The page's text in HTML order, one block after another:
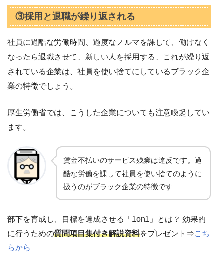
③採用と退職が繰り返される
社員に過酷な労働時間、過度なノルマを課して、働けなく
なったら退職させて、新しい人を採用する、これが繰り返
されている企業は、社員を使い捨てにしているブラック企
業の特徴でしょう。
厚生労働省では、こうした企業についても注意喚起してい
ます。
賃金不払いのサービス残業は違反です。過
酷な労働を課して社員を使い捨てのように
扱うのがブラック企業の特徴です
部下を育成し、目標を達成させる「1on1」とは？ 効果的
に行うための質問項目集付き解説資料をプレゼント⇒こち
らから